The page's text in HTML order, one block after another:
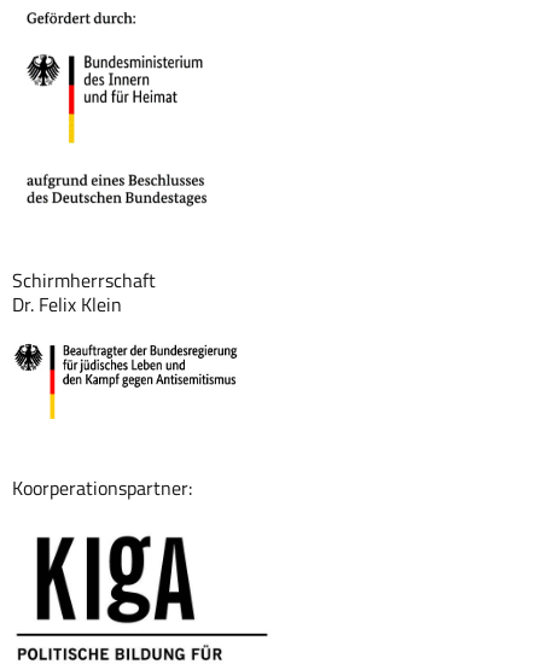
Schirmherrschaft
Dr. Felix Klein
Koorperationspartner: